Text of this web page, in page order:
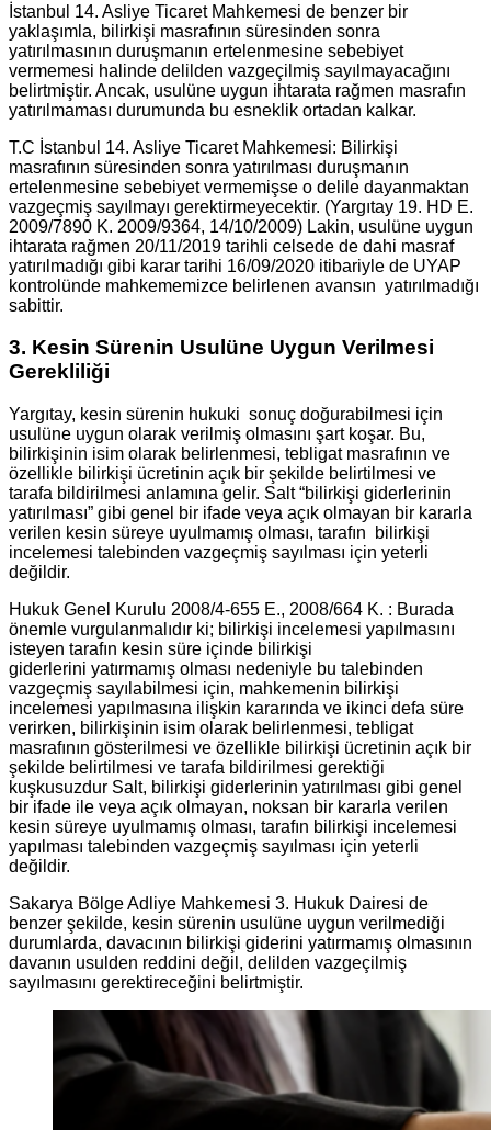
İstanbul 14. Asliye Ticaret Mahkemesi de benzer bir
yaklaşımla, bilirkişi masrafının süresinden sonra
yatırılmasının duruşmanın ertelenmesine sebebiyet
vermemesi halinde delilden vazgeçilmiş sayılmayacağını
belirtmiştir. Ancak, usulüne uygun ihtarata rağmen masrafın
yatırılmaması durumunda bu esneklik ortadan kalkar.
T.C İstanbul 14. Asliye Ticaret Mahkemesi: Bilirkişi
masrafının süresinden sonra yatırılması duruşmanın
ertelenmesine sebebiyet vermemişse o delile dayanmaktan
vazgeçmiş sayılmayı gerektirmeyecektir. (Yargıtay 19. HD E.
2009/7890 K. 2009/9364, 14/10/2009) Lakin, usulüne uygun
ihtarata rağmen 20/11/2019 tarihli celsede de dahi masraf
yatırılmadığı gibi karar tarihi 16/09/2020 itibariyle de UYAP
kontrolünde mahkememizce belirlenen avansın yatırılmadığı
sabittir.
3. Kesin Sürenin Usulüne Uygun Verilmesi
Gerekliliği
Yargıtay, kesin sürenin hukuki sonuç doğurabilmesi için
usulüne uygun olarak verilmiş olmasını şart koşar. Bu,
bilirkişinin isim olarak belirlenmesi, tebligat masrafının ve
özellikle bilirkişi ücretinin açık bir şekilde belirtilmesi ve
tarafa bildirilmesi anlamına gelir. Salt “bilirkişi giderlerinin
yatırılması” gibi genel bir ifade veya açık olmayan bir kararla
verilen kesin süreye uyulmamış olması, tarafın bilirkişi
incelemesi talebinden vazgeçmiş sayılması için yeterli
değildir.
Hukuk Genel Kurulu 2008/4-655 E., 2008/664 K. : Burada
önemle vurgulanmalıdır ki; bilirkişi incelemesi yapılmasını
isteyen tarafın kesin süre içinde bilirkişi
giderlerini yatırmamış olması nedeniyle bu talebinden
vazgeçmiş sayılabilmesi için, mahkemenin bilirkişi
incelemesi yapılmasına ilişkin kararında ve ikinci defa süre
verirken, bilirkişinin isim olarak belirlenmesi, tebligat
masrafının gösterilmesi ve özellikle bilirkişi ücretinin açık bir
şekilde belirtilmesi ve tarafa bildirilmesi gerektiği
kuşkusuzdur Salt, bilirkişi giderlerinin yatırılması gibi genel
bir ifade ile veya açık olmayan, noksan bir kararla verilen
kesin süreye uyulmamış olması, tarafın bilirkişi incelemesi
yapılması talebinden vazgeçmiş sayılması için yeterli
değildir.
Sakarya Bölge Adliye Mahkemesi 3. Hukuk Dairesi de
benzer şekilde, kesin sürenin usulüne uygun verilmediği
durumlarda, davacının bilirkişi giderini yatırmamış olmasının
davanın usulden reddini değil, delilden vazgeçilmiş
sayılmasını gerektireceğini belirtmiştir.